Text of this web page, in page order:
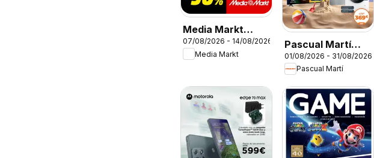
Media Markt
Folleto
07/08/2026 - 14/08/2026
Media Markt
Pascual Martí
Folleto
01/08/2026 - 31/08/2026
Pascual Martí